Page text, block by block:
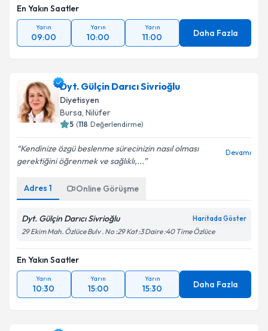
En Yakın Saatler
Yarın
09:00
Yarın
10:00
Yarın
11:00 Daha Fazla
Dyt. Gülçin Darıcı Sivrioğlu
Diyetisyen
Bursa, Nilüfer
5 (118 Değerlendirme)
Kendinize özgü beslenme sürecinizin nasıl olması
gerektiğini öğrenmek ve sağlıklı,...
Devamı
Adres 1 Online Görüşme
Dyt. Gülçin Darıcı Sivrioğlu Haritada Göster
29 Ekim Mah. Özlüce Bulv . No :29 Kat :3 Daire :40 Time Özlüce
En Yakın Saatler
Yarın
10:30
Yarın
15:00
Yarın
15:30 Daha Fazla